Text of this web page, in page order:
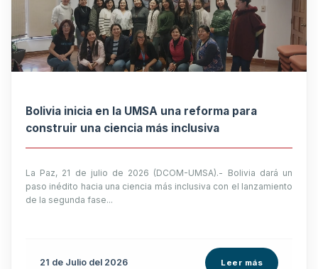
Bolivia inicia en la UMSA una reforma para
construir una ciencia más inclusiva
La Paz, 21 de julio de 2026 (DCOM-UMSA).- Bolivia dará un
paso inédito hacia una ciencia más inclusiva con el lanzamiento
de la segunda fase...
21 de Julio del 2026 Leer más